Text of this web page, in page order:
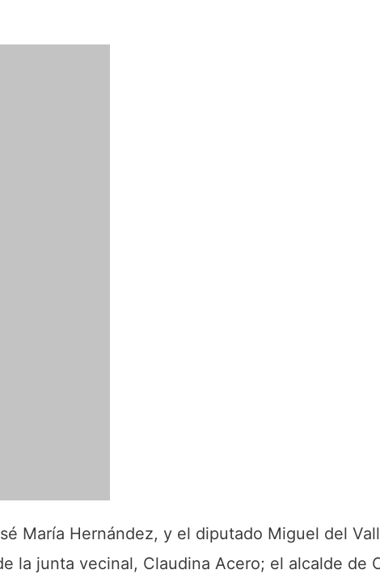
María Hernández, y el diputado Miguel del
la junta vecinal, Claudina Acero; el alcalde de